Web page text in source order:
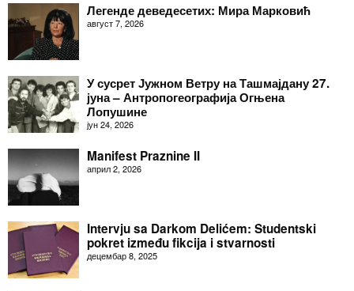
Легенде деведесетих: Мира Марковић
август 7, 2026
У сусрет Јужном Ветру на Ташмајдану 27.
јуна – Антропогеографија Огњена
Лопушине
јун 24, 2026
Manifest Praznine II
април 2, 2026
Intervju sa Darkom Delićem: Studentski
pokret između fikcija i stvarnosti
децембар 8, 2025